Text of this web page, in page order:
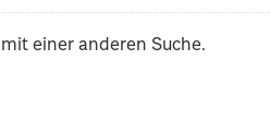
einer anderen Suche.